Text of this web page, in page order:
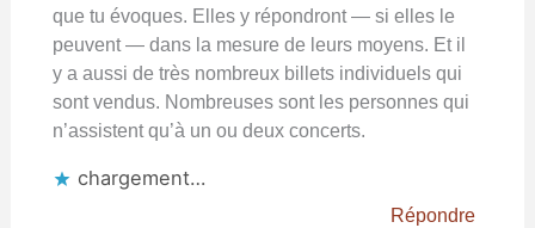
que tu évoques. Elles y répondront — si elles le
peuvent — dans la mesure de leurs moyens. Et il
y a aussi de très nombreux billets individuels qui
sont vendus. Nombreuses sont les personnes qui
n’assistent qu’à un ou deux concerts.
chargement…
Répondre